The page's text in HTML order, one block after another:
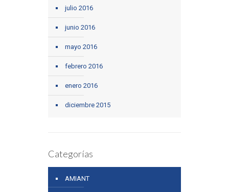
julio 2016
junio 2016
mayo 2016
febrero 2016
enero 2016
diciembre 2015
Categorías
AMIANT